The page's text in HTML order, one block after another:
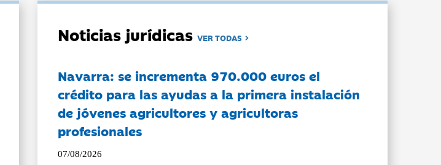
Noticias jurídicasVER TODAS
Navarra: se incrementa 970.000 euros el
crédito para las ayudas a la primera instalación
de jóvenes agricultores y agricultoras
profesionales
07/08/2026